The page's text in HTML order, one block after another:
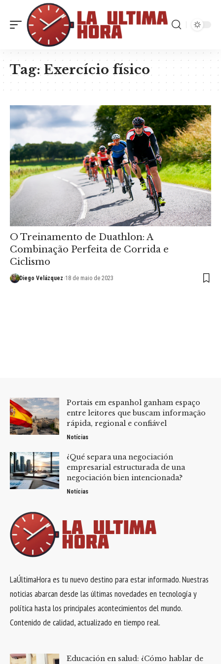
Tag:Exercício físico
O Treinamento de Duathlon: A
Combinação Perfeita de Corrida e
Ciclismo
Diego Velázquez 18 de maio de 2023
Portais em espanhol ganham espaço
entre leitores que buscam informação
rápida, regional e confiável
Notícias
¿Qué separa una negociación
empresarial estructurada de una
negociación bien intencionada?
Notícias
LaÚltimaHora es tu nuevo destino para estar informado. Nuestras
noticias abarcan desde las últimas novedades en tecnología y
política hasta los principales acontecimientos del mundo.
Contenido de calidad, actualizado en tiempo real.
Educación en salud: ¿Cómo hablar de